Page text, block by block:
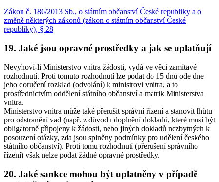
Zákon č. 186/2013 Sb., o státním občanství České republiky a o
změně některých zákonů (zákon o státním občanství České
republiky), § 28
19. Jaké jsou opravné prostředky a jak se uplatňují
Nevyhoví-li Ministerstvo vnitra žádosti, vydá ve věci zamítavé
rozhodnutí. Proti tomuto rozhodnutí lze podat do 15 dnů ode dne
jeho doručení rozklad (odvolání) k ministrovi vnitra, a to
prostřednictvím oddělení státního občanství a matrik Ministerstva
vnitra.
Ministerstvo vnitra může také přerušit správní řízení a stanovit lhůtu
pro odstranění vad (např. z důvodu doplnění dokladů, které musí být
obligatorně připojeny k žádosti, nebo jiných dokladů nezbytných k
posouzení otázky, zda jsou splněny podmínky pro udělení českého
státního občanství). Proti tomu rozhodnutí (přerušení správního
řízení) však nelze podat žádné opravné prostředky.
20. Jaké sankce mohou být uplatněny v případě